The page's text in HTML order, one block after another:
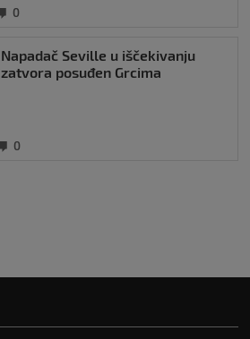
0
Napadač Seville u iščekivanju
zatvora posuđen Grcima
0